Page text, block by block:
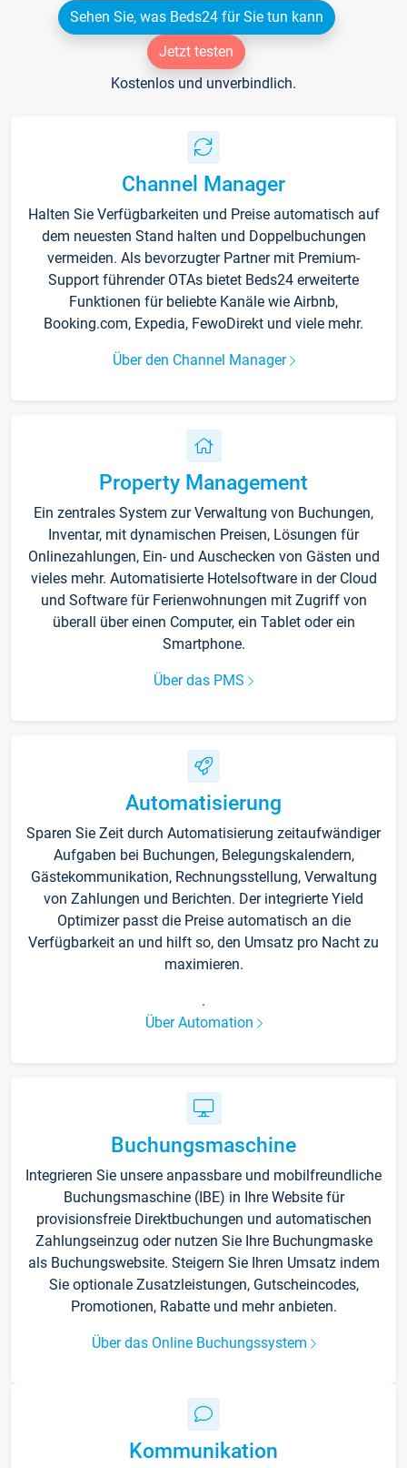
Sehen Sie, was Beds24 für Sie tun kann
Jetzt testen
Kostenlos und unverbindlich.
Channel Manager
Halten Sie Verfügbarkeiten und Preise automatisch auf
dem neuesten Stand halten und Doppelbuchungen
vermeiden. Als bevorzugter Partner mit Premium-
Support führender OTAs bietet Beds24 erweiterte
Funktionen für beliebte Kanäle wie Airbnb,
Booking.com, Expedia, FewoDirekt und viele mehr.
Über den Channel Manager
Property Management
Ein zentrales System zur Verwaltung von Buchungen,
Inventar, mit dynamischen Preisen, Lösungen für
Onlinezahlungen, Ein- und Auschecken von Gästen und
vieles mehr. Automatisierte Hotelsoftware in der Cloud
und Software für Ferienwohnungen mit Zugriff von
überall über einen Computer, ein Tablet oder ein
Smartphone.
Über das PMS
Automatisierung
Sparen Sie Zeit durch Automatisierung zeitaufwändiger
Aufgaben bei Buchungen, Belegungskalendern,
Gästekommunikation, Rechnungsstellung, Verwaltung
von Zahlungen und Berichten. Der integrierte Yield
Optimizer passt die Preise automatisch an die
Verfügbarkeit an und hilft so, den Umsatz pro Nacht zu
maximieren.
.
Über Automation
Buchungsmaschine
Integrieren Sie unsere anpassbare und mobilfreundliche
Buchungsmaschine (IBE) in Ihre Website für
provisionsfreie Direktbuchungen und automatischen
Zahlungseinzug oder nutzen Sie Ihre Buchungmaske
als Buchungswebsite. Steigern Sie Ihren Umsatz indem
Sie optionale Zusatzleistungen, Gutscheincodes,
Promotionen, Rabatte und mehr anbieten.
Über das Online Buchungssystem
Kommunikation